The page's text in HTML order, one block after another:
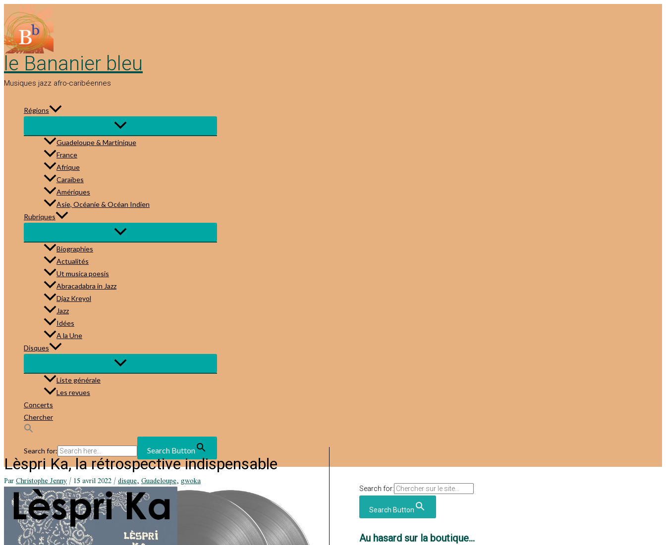
au
contenu
le Bananier bleu
Musiques jazz afro-caribéennes
Régions
Guadeloupe & Martinique
France
Afrique
Caraïbes
Amériques
Asie, Océanie & Océan Indien
Rubriques
Biographies
Actualités
Ut musica poesis
Abracadabra in Jazz
Djaz Kreyol
Jazz
Idées
A la Une
Disques
Liste générale
Les revues
Concerts
Chercher
Search for: Search Button
Lèspri Ka, la rétrospective indispensable
ParChristophe Jenny/15 avril 2022/disque,Guadeloupe,gwoka
Search for:
Search Button
Au hasard sur la boutique...